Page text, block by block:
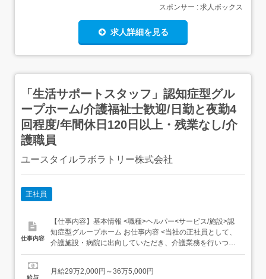
スポンサー : 求人ボックス
求人詳細を見る
「生活サポートスタッフ」認知症型グル
ープホーム/介護福祉士歓迎/日勤と夜勤4
回程度/年間休日120日以上・残業なし/介
護職員
ユースタイルラボラトリー株式会社
正社員
仕事内容
【仕事内容】基本情報 <職種>ヘルパー<サービス/施設>認
知症型グループホーム お仕事内容 <当社の正社員として、
介護施設・病院に出向していただき、介護業務を行いつ
つ、出向先のクライアントの課題や相談事に対して一緒に
ループホーム:少人数のグループホームで、認知症のある方
給与
月給29万2,000円～36万5,000円